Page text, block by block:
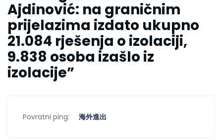
Ajdinović: na graničnim
prijelazima izdato ukupno
21.084 rješenja o izolaciji,
9.838 osoba izašlo iz
izolacije”
Povratni ping: 海外進出